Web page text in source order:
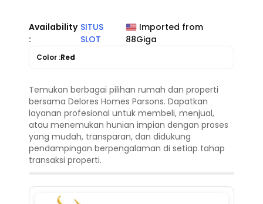
Availability
:
SITUS
SLOT
Imported from
88Giga
Color :Red
Temukan berbagai pilihan rumah dan properti
bersama Delores Homes Parsons. Dapatkan
layanan profesional untuk membeli, menjual,
atau menemukan hunian impian dengan proses
yang mudah, transparan, dan didukung
pendampingan berpengalaman di setiap tahap
transaksi properti.